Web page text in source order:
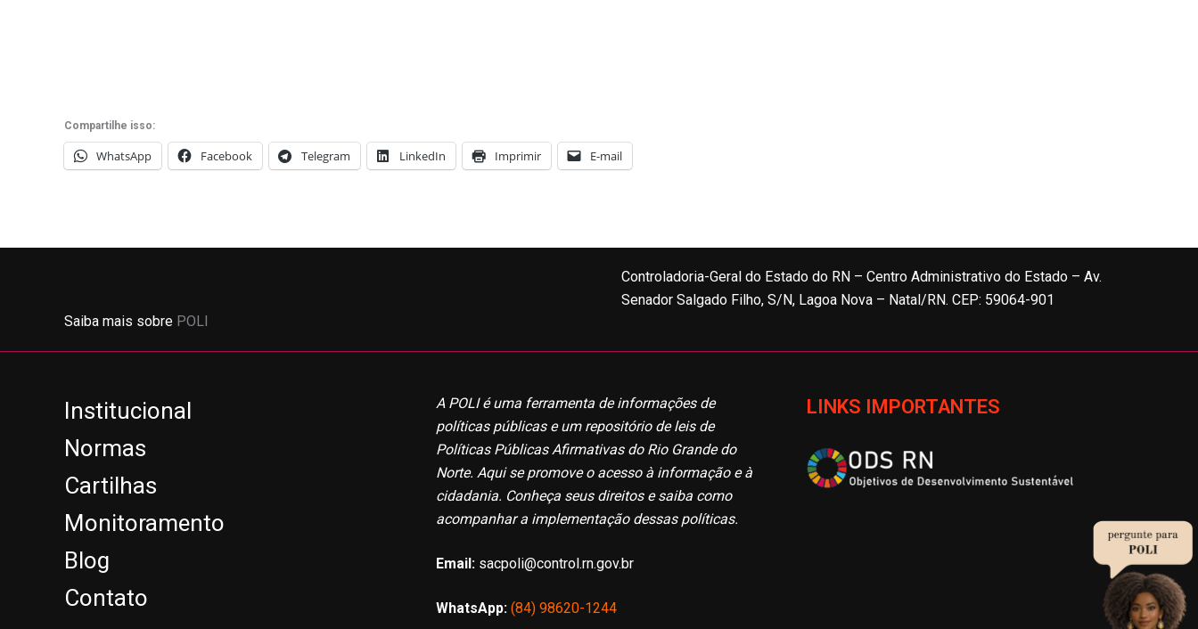
Compartilhe isso:
WhatsApp Facebook Telegram LinkedIn Imprimir E-mail
Saiba mais sobre POLI
Controladoria-Geral do Estado do RN – Centro Administrativo do Estado – Av.
Senador Salgado Filho, S/N, Lagoa Nova – Natal/RN. CEP: 59064-901
Institucional
Normas
Cartilhas
Monitoramento
Blog
Contato
A POLI é uma ferramenta de informações de
políticas públicas e um repositório de leis de
Políticas Públicas Afirmativas do Rio Grande do
Norte. Aqui se promove o acesso à informação e à
cidadania. Conheça seus direitos e saiba como
acompanhar a implementação dessas políticas.
Email:sacpoli@control.rn.gov.br
WhatsApp: (84) 98620-1244
LINKS IMPORTANTES